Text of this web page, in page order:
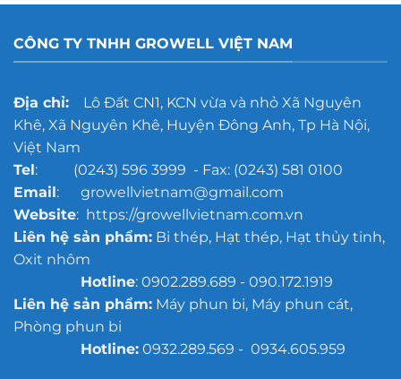
CÔNG TY TNHH GROWELL VIỆT NAM
Địa chỉ:Lô Đất CN1, KCN vừa và nhỏ Xã Nguyên
Khê, Xã Nguyên Khê, Huyện Đông Anh, Tp Hà Nội,
Việt Nam
Tel: (0243) 596 3999 - Fax: (0243) 581 0100
Email: growellvietnam@gmail.com
Website: https://growellvietnam.com.vn
Liên hệ sản phẩm:Bi thép, Hạt thép, Hạt thủy tinh,
Oxit nhôm
Hotline: 0902.289.689 - 090.172.1919
Liên hệ sản phẩm:Máy phun bi, Máy phun cát,
Phòng phun bi
Hotline:0932.289.569 - 0934.605.959